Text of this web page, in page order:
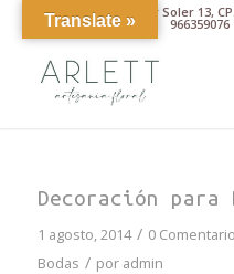
Av. Pintor Xavier Soler 13,
966359076
Decoración para
1 agosto, 2014 / 0
Bodas / por admin
Translate »